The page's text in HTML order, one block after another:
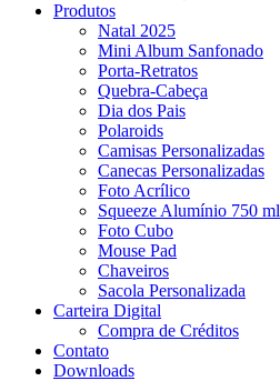
Produtos
Natal 2025
Mini Album Sanfonado
Porta-Retratos
Quebra-Cabeça
Dia dos Pais
Polaroids
Camisas Personalizadas
Canecas Personalizadas
Foto Acrílico
Squeeze Alumínio 750 ml
Foto Cubo
Mouse Pad
Chaveiros
Sacola Personalizada
Carteira Digital
Compra de Créditos
Contato
Downloads